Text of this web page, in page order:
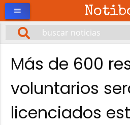
menu
Más de 600
voluntarios
licenciados